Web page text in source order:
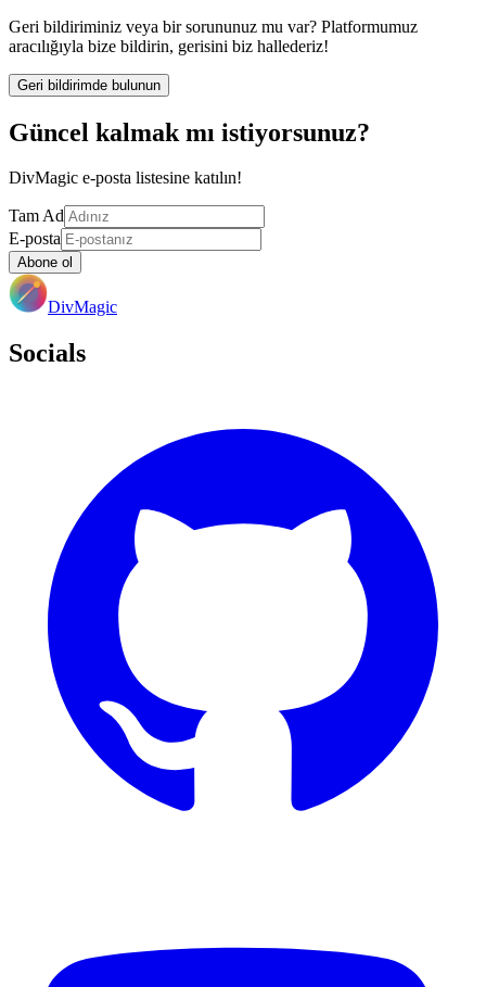
Geri bildiriminiz veya bir sorununuz mu var? Platformumuz
aracılığıyla bize bildirin, gerisini biz hallederiz!
Geri bildirimde bulunun
Güncel kalmak mı istiyorsunuz?
DivMagic e-posta listesine katılın!
Tam Ad
E-posta
Abone ol
DivMagic
Socials